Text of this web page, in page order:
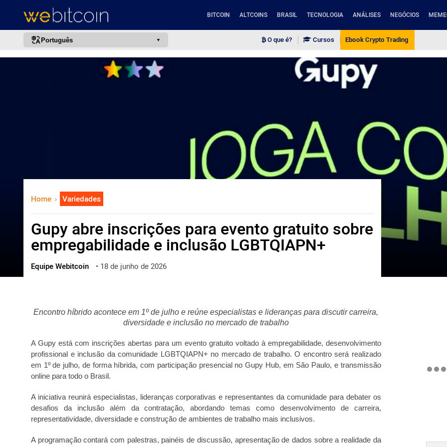
BITCOIN ALTCOINS BRASIL TECNOLOGIA ANÁLISES NEGÓCIOS
Português
한국어
العربية
ไทย
ქართული
O que é? Cursos Ebook Crypto Trading
Home Variedades
Gupy abre inscrições para evento gratuito sobre
empregabilidade e inclusão LGBTQIAPN+
Equipe Webitcoin • 18 de junho de 2026
Encontro híbrido acontece em 1º de julho e reúne especialistas e lideranças para discutir carreira,
diversidade e inclusão no mercado de trabalho
A Gupy está com inscrições abertas para um evento gratuito voltado à empregabilidade, desenvolvimento
profissional e inclusão da comunidade LGBTQIAPN+ no mercado de trabalho. O encontro será realizado
em 1º de julho, de forma híbrida, com participação presencial no Gupy Hub, em São Paulo, e transmissão
online para todo o Brasil.
A iniciativa reunirá especialistas, lideranças corporativas e representantes da comunidade para debater os
desafios da inclusão além da contratação, abordando temas como desenvolvimento de carreira,
representatividade, diversidade e construção de ambientes de trabalho mais inclusivos.
A programação contará com palestras, painéis de discussão, apresentação de dados sobre a realidade da